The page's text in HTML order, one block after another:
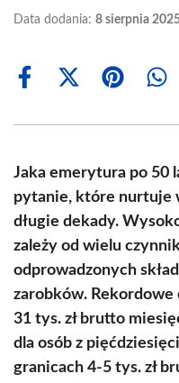
Data dodania: 8 sierpnia
Share
Share
(Twitter)
Share
Jaka emerytura po 50
pytanie, które nurtuje
długie dekady.
zależy od wielu
odprowadzonych
zarobków.
31 tys. zł brutto
dla osób z
granicach 4-5 tys. zł